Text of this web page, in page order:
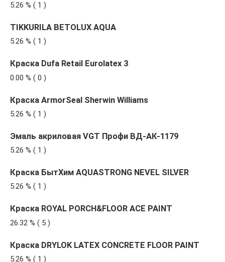
5.26 % ( 1 )
TIKKURILA BETOLUX AQUA
5.26 % ( 1 )
Краска Dufa Retail Eurolatex 3
0.00 % ( 0 )
Краска ArmorSeal Sherwin Williams
5.26 % ( 1 )
Эмаль акриловая VGT Профи ВД-АК-1179
5.26 % ( 1 )
Краска БытХим AQUASTRONG NEVEL SILVER
5.26 % ( 1 )
Краска ROYAL PORCH&FLOOR ACE PAINT
26.32 % ( 5 )
Краска DRYLOK LATEX CONCRETE FLOOR PAINT
5.26 % ( 1 )